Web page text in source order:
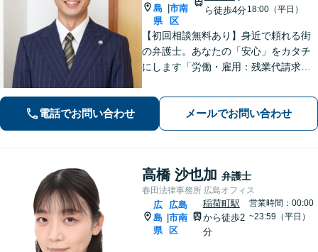
島
県
市南
区
ら徒歩4分18:00（平日）
【初回相談無料あり】身近で頼れる街
の弁護士。あなたの「安心」をカタチ
にします「労働・雇用：残業代請求、
実績が豊富」「不動産：不動産を相続
すべきか、放棄すべきか冷静に判断で
きるようサポートいたします」【広島
電話でお問い合わせ メールでお問い合わせ
高橋 沙也加 弁護士
春田法律事務所 広島オフィス
広
島
県
広島
市南
区
稲荷町駅
から徒歩2
分
営業時間：00:00
~23:59（平日）